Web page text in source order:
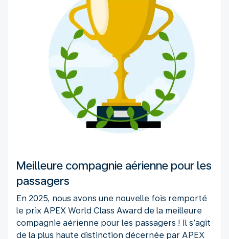
Meilleure compagnie aérienne pour les
passagers
En 2025, nous avons une nouvelle fois remporté
le prix APEX World Class Award de la meilleure
compagnie aérienne pour les passagers ! Il s’agit
de la plus haute distinction décernée par APEX